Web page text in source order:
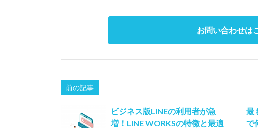
お問い合わせは
前の記事
ビジネス版LINEの利用者が急
増！LINE WORKSの特徴と最適
最
で